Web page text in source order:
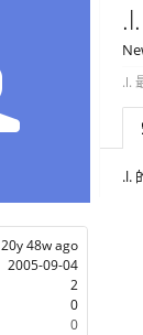
20y 48w ago
2005-09-04
2
0
0
.l.
.l.
.l.